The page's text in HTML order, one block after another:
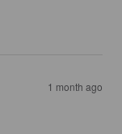
1 month ago